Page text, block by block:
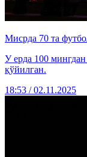
Мисрда 70 та
У ерда 100
қўйилган.
18:53 / 02.11.2025